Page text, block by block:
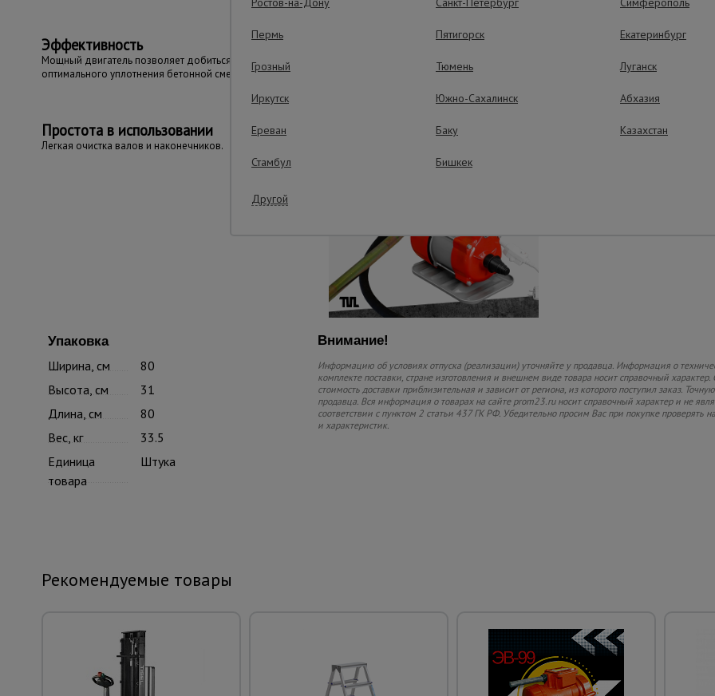
Эффективность
Мощный двигатель позволяет добиться
оптимального уплотнения бетонной смеси.
Простота в использовании
Легкая очистка валов и наконечников.
Компактность
Свободно
благодаря малым
Полный
Упаковка
Ширина, см
80
Высота, см
31
Длина, см
80
Вес, кг
33.5
Единица
товара
Штука
Внимание!
Информацию об условиях отпуска (реализации) уточняйте у продавца. Информация о
комплекте поставки, стране изготовления и внешнем виде товара носит справочный характер.
стоимость доставки приблизительная и зависит от региона, из которого поступил заказ.
продавца. Вся информация о товарах на сайте prom23.ru носит справочный характер и не
соответствии с пунктом 2 статьи 437 ГК РФ. Убедительно просим Вас при покупке
и характеристик.
Рекомендуемые товары
Пермь Пятигорск Екатеринбург
Грозный Тюмень Луганск
Иркутск Южно-Сахалинск Абхазия
Ереван Баку Казахстан
Стамбул Бишкек
Другой